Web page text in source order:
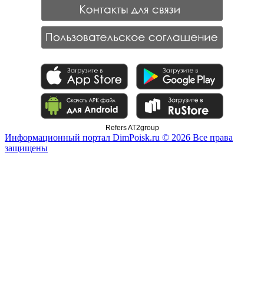
Refers AT2group
Информационный портал DimPoisk.ru © 2026 Все права
защищены